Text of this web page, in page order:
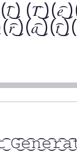
͜) (𝑇͡ ͜)(𝑒͡
͜)(𝑎͡ ͜)(𝑡͡